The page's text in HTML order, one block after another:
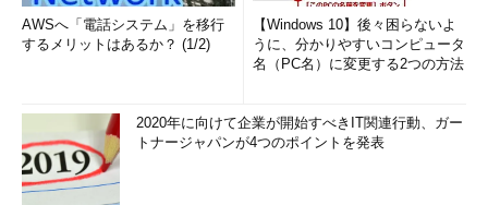
AWSへ「電話システム」を移行
するメリットはあるか？ (1/2)
【Windows 10】後々困らないよ
うに、分かりやすいコンピュータ
名（PC名）に変更する2つの方法
2020年に向けて企業が開始すべきIT関連行動、ガー
トナージャパンが4つのポイントを発表